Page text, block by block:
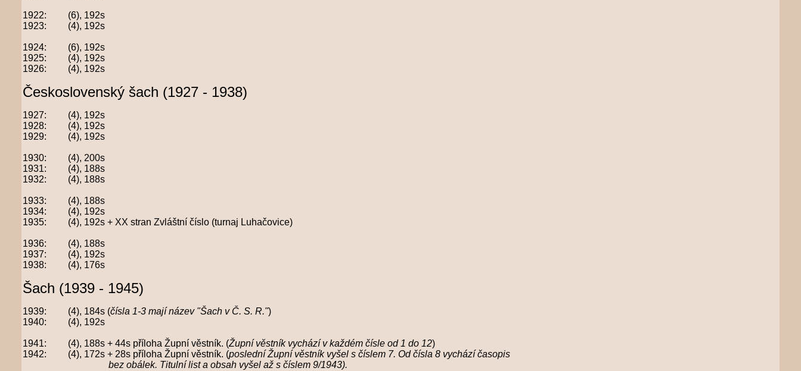
1922: (6), 192s
1923: (4), 192s
1924: (6), 192s
1925: (4), 192s
1926: (4), 192s
Československý šach (1927 - 1938)
1927: (4), 192s
1928: (4), 192s
1929: (4), 192s
1930: (4), 200s
1931: (4), 188s
1932: (4), 188s
1933: (4), 188s
1934: (4), 192s
1935: (4), 192s + XX stran Zvláštní číslo (turnaj Luhačovice)
1936: (4), 188s
1937: (4), 192s
1938: (4), 176s
Šach (1939 - 1945)
1939: (4), 184s (čísla 1-3 mají název "Šach v Č. S. R.")
1940: (4), 192s
1941: (4), 188s + 44s příloha Župní věstník. (Župní věstník vychází v každém čísle od 1 do 12)
1942: (4), 172s + 28s příloha Župní věstník. (poslední Župní věstník vyšel s číslem 7. Od čísla 8 vychází časopis
bez obálek. Titulnílist a obsah vyšel až s číslem 9/1943).